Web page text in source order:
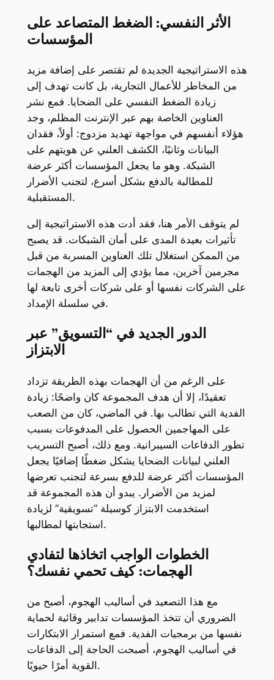
الأثر النفسي: الضغط المتصاعد على
المؤسسات
هذه الاستراتيجية الجديدة لم تقتصر على إضافة مزيد
من المخاطر للأعمال التجارية، بل كانت تهدف إلى
زيادة الضغط النفسي على الضحايا. فمع نشر
العناوين الخاصة بهم عبر الإنترنت المظلم، وجد
هؤلاء أنفسهم في مواجهة تهديد مزدوج: أولاً، فقدان
البيانات وثانيًا، الكشف العلني عن هويتهم على
الشبكة. وهو ما يجعل المؤسسات أكثر عرضة
للمطالبة بالدفع بشكل أسرع، لتجنب الأضرار
المستقبلية.
لم يتوقف الأمر هنا، فقد أدت هذه الاستراتيجية إلى
تأثيرات بعيدة المدى على أمان الشبكات. قد يصبح
من الممكن استغلال تلك العناوين المسربة من قبل
مجرمين آخرين، مما يؤدي إلى المزيد من الهجمات
على الشركات نفسها أو على شركات أخرى تابعة لها
في سلسلة الإمداد.
الدور الجديد في “التسويق” عبر
الابتزاز
على الرغم من أن الهجمات بهذه الطريقة تزداد
تعقيدًا، إلا أن هدف المجموعة كان واضحًا: زيادة
الفدية التي تطالب بها. في الماضي، كان من الصعب
على المهاجمين الحصول على المدفوعات بسبب
تطور الدفاعات السيبرانية. ومع ذلك، أصبح التسريب
العلني لبيانات الضحايا يشكل ضغطًا إضافيًا يجعل
المؤسسات أكثر عرضة للدفع بسرعة لتجنب تعرضها
لمزيد من الأضرار. يبدو أن هذه المجموعة قد
استخدمت الابتزاز كوسيلة “تسويقية” لزيادة
استجابتها لمطالبها.
الخطوات الواجب اتخاذها لتفادي
الهجمات: كيف تحمي نفسك؟
مع هذا التصعيد في أساليب الهجوم، أصبح من
الضروري أن تتخذ المؤسسات تدابير وقائية لحماية
نفسها من برمجيات الفدية. فمع استمرار الابتكارات
في أساليب الهجوم، أصبحت الحاجة إلى الدفاعات
القوية أمرًا حيويًا.